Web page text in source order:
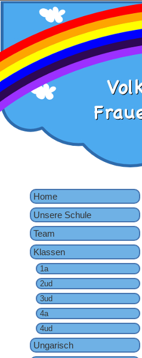
Home
Unsere Schule
Team
Klassen
1a
2ud
3ud
4a
4ud
Ungarisch